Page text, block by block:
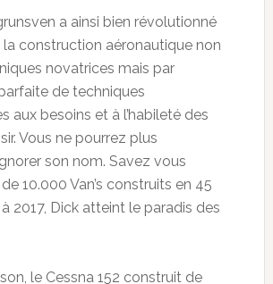
a ainsi bien révolutionné
construction aéronautique non
novatrices mais par
de techniques
aux besoins et à l’habileté des
Vous ne pourrez plus
son nom. Savez vous
10.000 Van’s construits en 45
2017, Dick atteint le paradis des
le Cessna 152 construit de